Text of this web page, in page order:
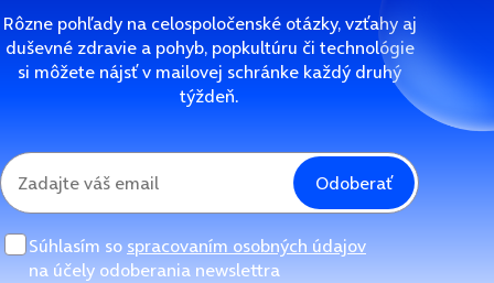
Rôzne pohľady na celospoločenské otázky, vzťahy aj
duševné zdravie a pohyb, popkultúru či technológie
si môžete nájsť v mailovej schránke každý druhý
týždeň.
Odoberať
Súhlasím so spracovaním osobných údajov
na účely odoberania newslettra